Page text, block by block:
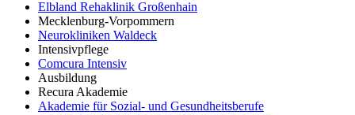
Elbland Rehaklinik Großenhain
Mecklenburg-Vorpommern
Neurokliniken Waldeck
Intensivpflege
Comcura Intensiv
Ausbildung
Recura Akademie
Akademie für Sozial- und Gesundheitsberufe